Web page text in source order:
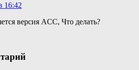
16:42
версия ACC, Что делать?